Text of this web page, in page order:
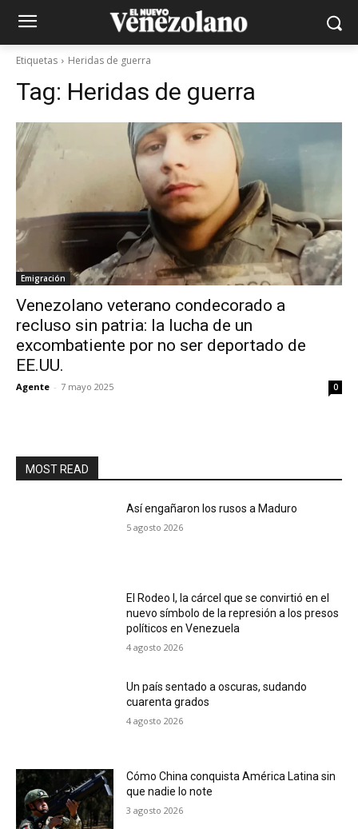
Etiquetas Heridas de guerra
Tag: Heridas de guerra
Emigración
Venezolano veterano condecorado a
recluso sin patria: la lucha de un
excombatiente por no ser deportado de
EE.UU.
Agente - 7 mayo 2025 0
MOST READ
Así engañaron los rusos a Maduro
5 agosto 2026
El Rodeo I, la cárcel que se convirtió en el
nuevo símbolo de la represión a los presos
políticos en Venezuela
4 agosto 2026
Un país sentado a oscuras, sudando
cuarenta grados
4 agosto 2026
Cómo China conquista América Latina sin
que nadie lo note
3 agosto 2026